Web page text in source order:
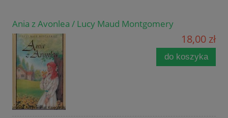
Ania z Avonlea / Lucy Maud Montgomery
18,00 zł
do koszyka